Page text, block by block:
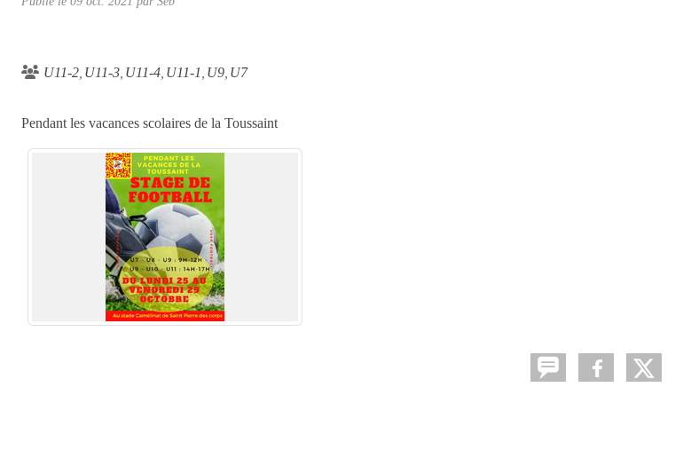
U11-2 U11-3 U11-4 U11-1 U9 U7
Pendant les vacances scolaires de la Toussaint